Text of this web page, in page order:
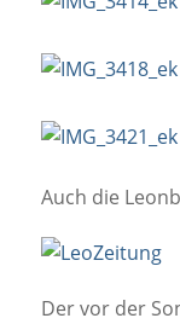
Auch die
Der vor der